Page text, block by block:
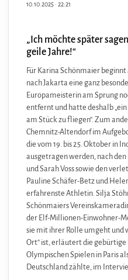
10.10.2025 · 22:21
„Ich möchte später
geile Jahre!“
Für Karina Schönmaier
nach Jakarta eine ganz
Europameisterin am Sprung
entfernt und hatte deshalb „ein
am Stück zu fliegen“. Zum
Chemnitz-Altendorf im
die vom 19. bis 25. Oktober in
ausgetragen werden, nach
und Sarah Voss sowie den
Pauline Schäfer-Betz und
erfahrenste Athletin. Silja
Schönmaiers
der Elf-Millionen-Einwohner-
sie mit ihrer Rolle umgeht und
Ort“ ist, erläutert die gebürtige
Olympischen Spielen in Paris
Deutschland zählte, im